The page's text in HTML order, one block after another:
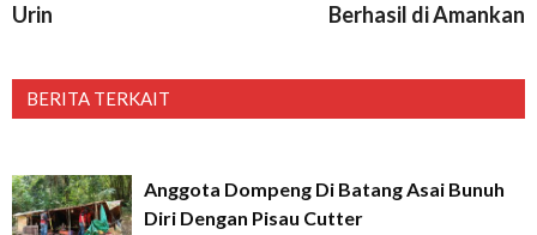
Urin
Berhasil di Amankan
BERITA TERKAIT
Anggota Dompeng Di Batang Asai Bunuh
Diri Dengan Pisau Cutter